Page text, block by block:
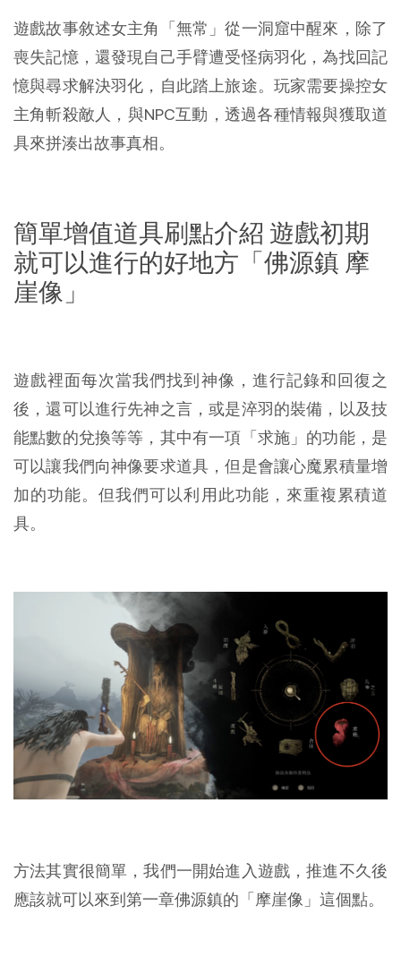
遊戲故事敘述女主角「無常」從一洞窟中醒來，除了
喪失記憶，還發現自己手臂遭受怪病羽化，為找回記
憶與尋求解決羽化，自此踏上旅途。玩家需要操控女
主角斬殺敵人，與NPC互動，透過各種情報與獲取道
具來拼湊出故事真相。
簡單增值道具刷點介紹 遊戲初期
就可以進行的好地方「佛源鎮 摩
崖像」
遊戲裡面每次當我們找到神像，進行記錄和回復之
後，還可以進行先神之言，或是淬羽的裝備，以及技
能點數的兌換等等，其中有一項「求施」的功能，是
可以讓我們向神像要求道具，但是會讓心魔累積量增
加的功能。但我們可以利用此功能，來重複累積道
具。
方法其實很簡單，我們一開始進入遊戲，推進不久後
應該就可以來到第一章佛源鎮的「摩崖像」這個點。